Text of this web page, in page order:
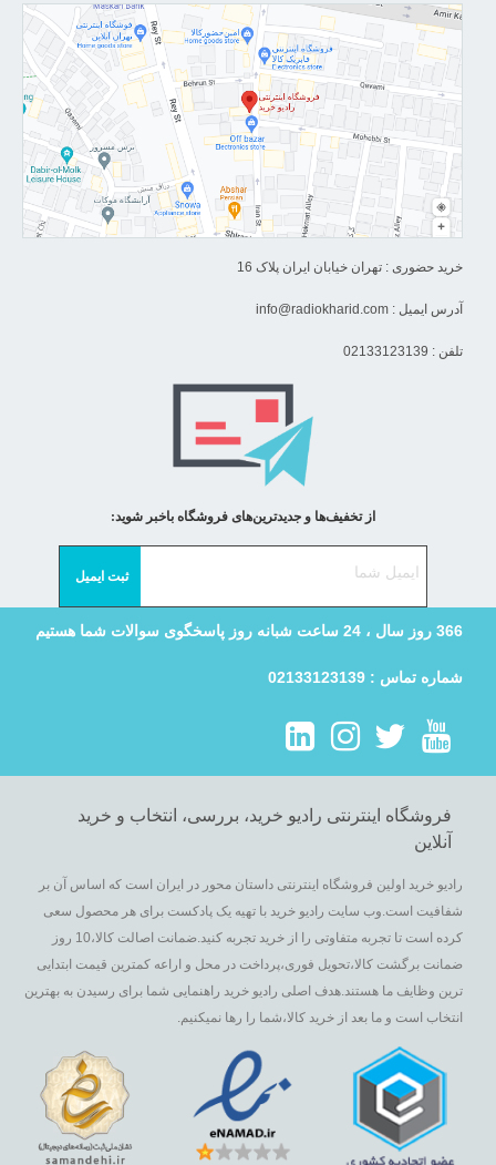
خرید حضوری : تهران خیابان ایران پلاک 16
آدرس ایمیل : info@radiokharid.com
تلفن : 02133123139
366 روز سال ، 24 ساعت شبانه روز پاسخگوی سوالات شما هستیم
شماره تماس : 02133123139
از تخفیف‌ها و جدیدترین‌های فروشگاه باخبر شوید:
فروشگاه اینترنتی رادیو خرید، بررسی، انتخاب و خرید
آنلاین
رادیو خرید اولین فروشگاه اینترنتی داستان محور در ایران است که اساس آن بر
شفافیت است.وب سایت رادیو خرید با تهیه یک پادکست برای هر محصول سعی
کرده است تا تجربه متفاوتی را از خرید تجربه کنید.ضمانت اصالت کالا،10 روز
ضمانت برگشت کالا،تحویل فوری،پرداخت در محل و اراعه کمترین قیمت ابتدایی
ترین وظایف ما هستند.هدف اصلی رادیو خرید راهنمایی شما برای رسیدن به بهترین
انتخاب است و ما بعد از خرید کالا،شما را رها نمیکنیم.